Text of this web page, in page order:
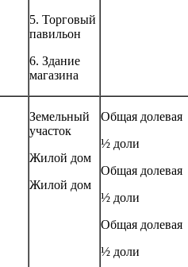
5. Торговый
павильон
6. Здание
магазина
Земельный
участок
Жилой дом
Жилой дом
Общая долевая
½ доли
Общая долевая
½ доли
Общая долевая
½ доли